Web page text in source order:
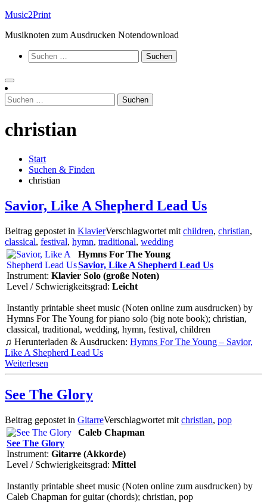
Zum
springen
Music2Print
Musiknoten zum Ausdrucken Notendownload
Suchen
nach:
Suchen
nach:
christian
Start
Suchen & Finden
christian
Savior, Like A Shepherd Lead Us
Beitrag gepostet in KlavierVerschlagwortet mit children, christian,
classical, festival, hymn, traditional, wedding
Hymns For The Young
Savior, Like A Shepherd Lead Us
Instrument: Klavier Solo (große Noten)
Level / Schwierigkeitsgrad: Leicht
Instantly printable sheet music (Noten online zum ausdrucken) by
Hymns For The Young for piano solo (big note book); christian,
classical, traditional, wedding, hymn, festival, children
♫ Herunterladen & Ausdrucken: Hymns For The Young – Savior,
Like A Shepherd Lead Us
Weiterlesen
See The Glory
Beitrag gepostet in GitarreVerschlagwortet mit christian, pop
Caleb Chapman
See The Glory
Instrument: Gitarre (Akkorde)
Level / Schwierigkeitsgrad: Mittel
Instantly printable sheet music (Noten online zum ausdrucken) by
Caleb Chapman for guitar (chords); christian, pop